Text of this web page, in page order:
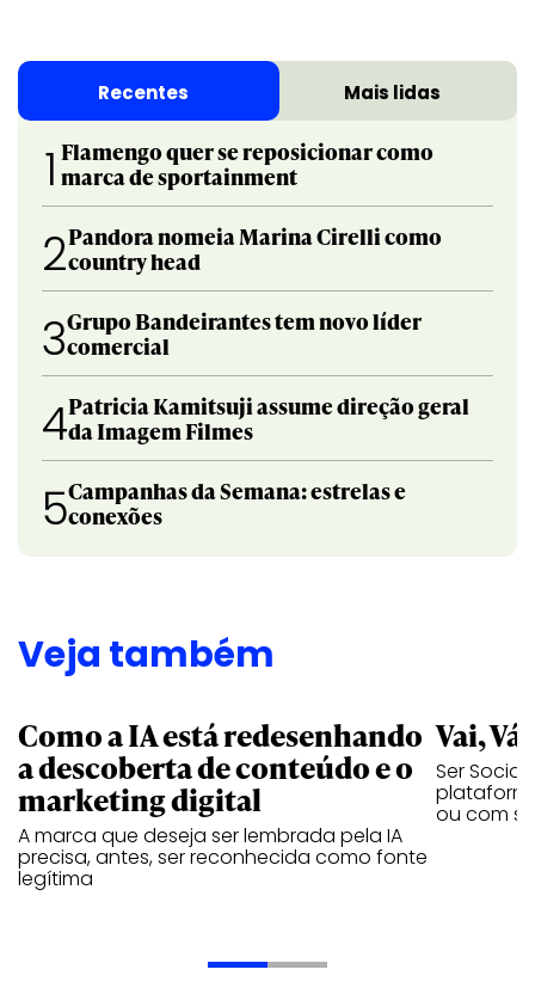
Recentes Mais lidas
1 Flamengo quer se reposicionar como
marca de sportainment
2Pandora nomeia Marina Cirelli como
country head
3Grupo Bandeirantes tem novo líder
comercial
4Patricia Kamitsuji assume direção geral
da Imagem Filmes
5Campanhas da Semana: estrelas e
conexões
Veja também
Como a IA está redesenhando
a descoberta de conteúdo e o
marketing digital
A marca que deseja ser lembrada pela IA
precisa, antes, ser reconhecida como fonte
legítima
Vai,
Ser
ou com